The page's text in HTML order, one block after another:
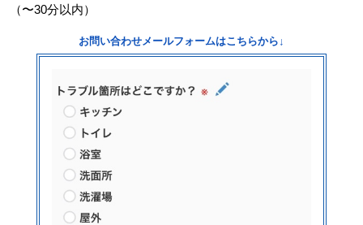
（〜30分以内）
お問い合わせメールフォームはこちらから↓